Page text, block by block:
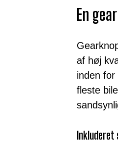
En
af høj
inden
fleste
Inkluderet